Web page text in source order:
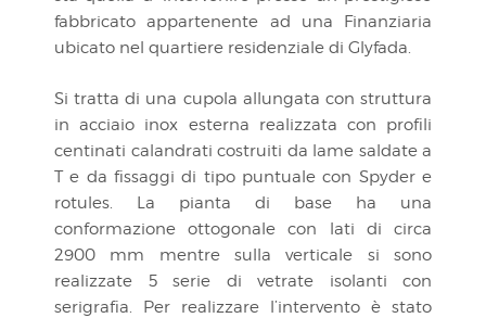
fabbricato appartenente ad una Finanziaria
ubicato nel quartiere residenziale di Glyfada.
Si tratta di una cupola allungata con struttura
in acciaio inox esterna realizzata con profili
centinati calandrati costruiti da lame saldate a
T e da fissaggi di tipo puntuale con Spyder e
rotules. La pianta di base ha una
conformazione ottogonale con lati di circa
2900 mm mentre sulla verticale si sono
realizzate 5 serie di vetrate isolanti con
serigrafia. Per realizzare l’intervento è stato